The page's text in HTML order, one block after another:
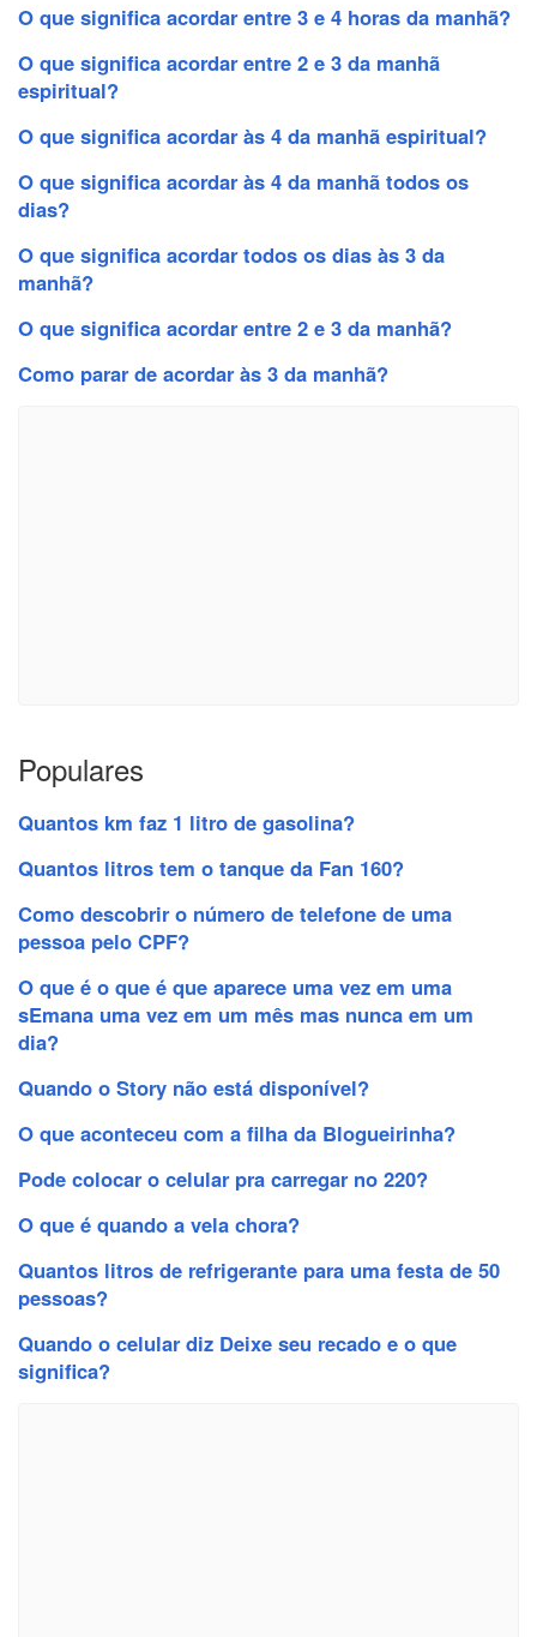
O que significa acordar entre 3 e 4 horas da manhã?
O que significa acordar entre 2 e 3 da manhã
espiritual?
O que significa acordar às 4 da manhã espiritual?
O que significa acordar às 4 da manhã todos os
dias?
O que significa acordar todos os dias às 3 da
manhã?
O que significa acordar entre 2 e 3 da manhã?
Como parar de acordar às 3 da manhã?
Populares
Quantos km faz 1 litro de gasolina?
Quantos litros tem o tanque da Fan 160?
Como descobrir o número de telefone de uma
pessoa pelo CPF?
O que é o que é que aparece uma vez em uma
sEmana uma vez em um mês mas nunca em um
dia?
Quando o Story não está disponível?
O que aconteceu com a filha da Blogueirinha?
Pode colocar o celular pra carregar no 220?
O que é quando a vela chora?
Quantos litros de refrigerante para uma festa de 50
pessoas?
Quando o celular diz Deixe seu recado e o que
significa?